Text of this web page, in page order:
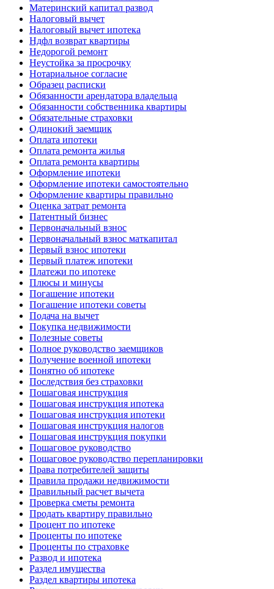
Материнский капитал развод
Налоговый вычет
Налоговый вычет ипотека
Ндфл возврат квартиры
Недорогой ремонт
Неустойка за просрочку
Нотариальное согласие
Образец расписки
Обязанности арендатора владельца
Обязанности собственника квартиры
Обязательные страховки
Одинокий заемщик
Оплата ипотеки
Оплата ремонта жилья
Оплата ремонта квартиры
Оформление ипотеки
Оформление ипотеки самостоятельно
Оформление квартиры правильно
Оценка затрат ремонта
Патентный бизнес
Первоначальный взнос
Первоначальный взнос маткапитал
Первый взнос ипотеки
Первый платеж ипотеки
Платежи по ипотеке
Плюсы и минусы
Погашение ипотеки
Погашение ипотеки советы
Подача на вычет
Покупка недвижимости
Полезные советы
Полное руководство заемщиков
Получение военной ипотеки
Понятно об ипотеке
Последствия без страховки
Пошаговая инструкция
Пошаговая инструкция ипотека
Пошаговая инструкция ипотеки
Пошаговая инструкция налогов
Пошаговая инструкция покупки
Пошаговое руководство
Пошаговое руководство перепланировки
Права потребителей защиты
Правила продажи недвижимости
Правильный расчет вычета
Проверка сметы ремонта
Продать квартиру правильно
Процент по ипотеке
Проценты по ипотеке
Проценты по страховке
Развод и ипотека
Раздел имущества
Раздел квартиры ипотека